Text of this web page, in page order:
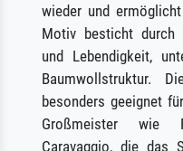
wieder und
Motiv besticht durch
und Lebendigkeit,
Baumwollstruktur.
besonders geeignet
Großmeister wie
Caravaggio, die das